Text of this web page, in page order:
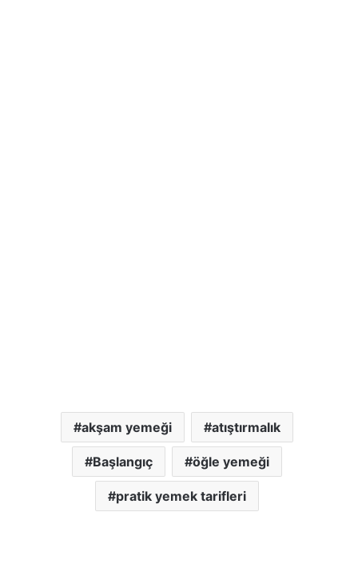
akşam yemeği atıştırmalık
Başlangıç öğle yemeği
pratik yemek tarifleri